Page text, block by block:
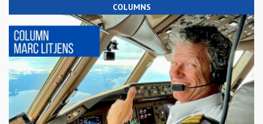
COLUMNS